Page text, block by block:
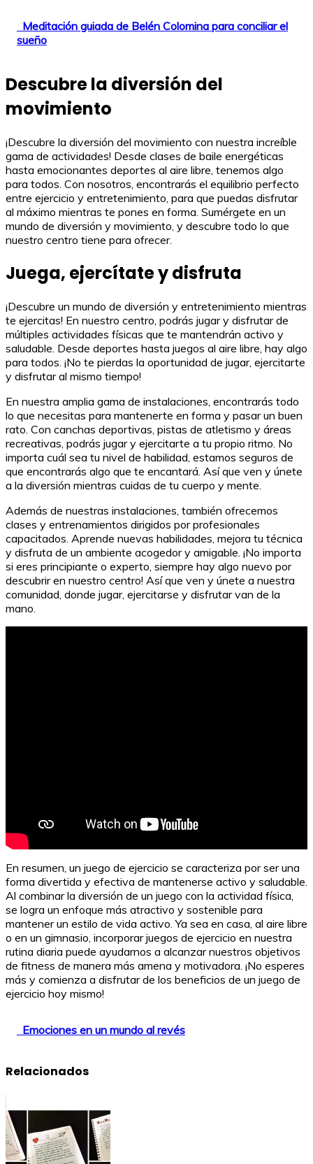
Meditación guiada de Belén Colomina para conciliar el
sueño
Descubre la diversión del
movimiento
¡Descubre la diversión del movimiento con nuestra increíble
gama de actividades! Desde clases de baile energéticas
hasta emocionantes deportes al aire libre, tenemos algo
para todos. Con nosotros, encontrarás el equilibrio perfecto
entre ejercicio y entretenimiento, para que puedas disfrutar
al máximo mientras te pones en forma. Sumérgete en un
mundo de diversión y movimiento, y descubre todo lo que
nuestro centro tiene para ofrecer.
Juega, ejercítate y disfruta
¡Descubre un mundo de diversión y entretenimiento mientras
te ejercitas! En nuestro centro, podrás jugar y disfrutar de
múltiples actividades físicas que te mantendrán activo y
saludable. Desde deportes hasta juegos al aire libre, hay algo
para todos. ¡No te pierdas la oportunidad de jugar, ejercitarte
y disfrutar al mismo tiempo!
En nuestra amplia gama de instalaciones, encontrarás todo
lo que necesitas para mantenerte en forma y pasar un buen
rato. Con canchas deportivas, pistas de atletismo y áreas
recreativas, podrás jugar y ejercitarte a tu propio ritmo. No
importa cuál sea tu nivel de habilidad, estamos seguros de
que encontrarás algo que te encantará. Así que ven y únete
a la diversión mientras cuidas de tu cuerpo y mente.
Además de nuestras instalaciones, también ofrecemos
clases y entrenamientos dirigidos por profesionales
capacitados. Aprende nuevas habilidades, mejora tu técnica
y disfruta de un ambiente acogedor y amigable. ¡No importa
si eres principiante o experto, siempre hay algo nuevo por
descubrir en nuestro centro! Así que ven y únete a nuestra
comunidad, donde jugar, ejercitarse y disfrutar van de la
mano.
En resumen, un juego de ejercicio se caracteriza por ser una
forma divertida y efectiva de mantenerse activo y saludable.
Al combinar la diversión de un juego con la actividad física,
se logra un enfoque más atractivo y sostenible para
mantener un estilo de vida activo. Ya sea en casa, al aire libre
o en un gimnasio, incorporar juegos de ejercicio en nuestra
rutina diaria puede ayudarnos a alcanzar nuestros objetivos
de fitness de manera más amena y motivadora. ¡No esperes
más y comienza a disfrutar de los beneficios de un juego de
ejercicio hoy mismo!
Emociones en un mundo al revés
Relacionados